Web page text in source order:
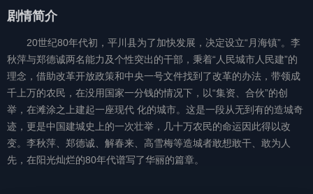
剧情简介
20世纪80年代初，平川县为了加快发展，决定设立“月海镇”。李
秋萍与郑德诚两名能力及个性突出的干部，秉着“人民城市人民建”的
理念，借助改革开放政策和中央一号文件找到了改革的办法，带领成
千上万的农民，在没用国家一分钱的情况下，以“集资、合伙”的创
举，在滩涂之上建起一座现代 化的城市。这是一段从无到有的造城奇
迹，更是中国建城史上的一次壮举，几十万农民的命运因此得以改
变。李秋萍、郑德诚、解春来、高雪梅等造城者敢想敢干、敢为人
先，在阳光灿烂的80年代谱写了华丽的篇章。